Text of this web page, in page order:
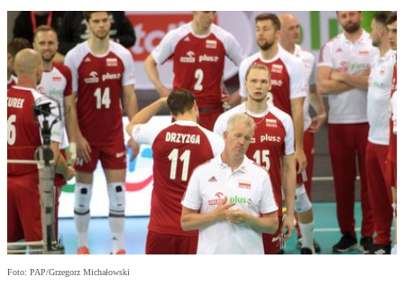
Foto: PAP/Grzegorz Michałowski